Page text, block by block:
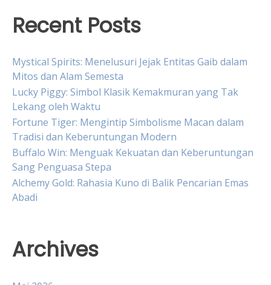
Recent Posts
Mystical Spirits: Menelusuri Jejak Entitas Gaib dalam
Mitos dan Alam Semesta
Lucky Piggy: Simbol Klasik Kemakmuran yang Tak
Lekang oleh Waktu
Fortune Tiger: Mengintip Simbolisme Macan dalam
Tradisi dan Keberuntungan Modern
Buffalo Win: Menguak Kekuatan dan Keberuntungan
Sang Penguasa Stepa
Alchemy Gold: Rahasia Kuno di Balik Pencarian Emas
Abadi
Archives